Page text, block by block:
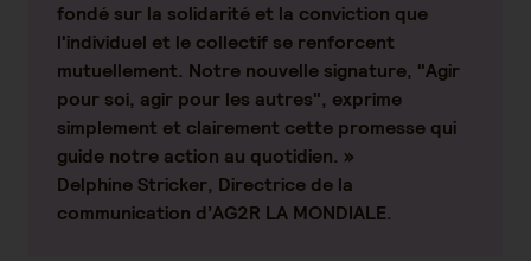
fondé sur la solidarité et la conviction que
l'individuel et le collectif se renforcent
mutuellement. Notre nouvelle signature, "Agir
pour soi, agir pour les autres", exprime
simplement et clairement cette promesse qui
guide notre action au quotidien. »
Delphine Stricker, Directrice de la
communication d’AG2R LA MONDIALE.